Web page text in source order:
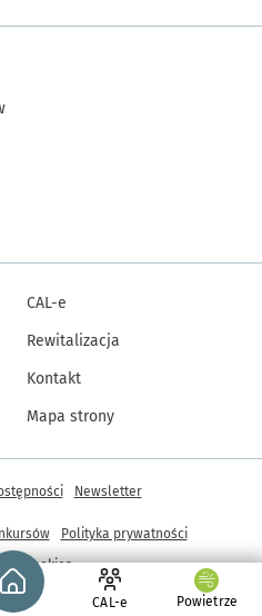
Strona główna - wroclaw.pl
CAL-e Powietrze
CAL-e
Rewitalizacja
Kontakt
Mapa strony
S.A., Gmina Wrocław
Newsletter
Polityka prywatności
cookies